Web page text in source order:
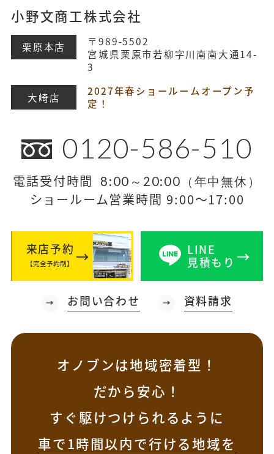
小野文商工株式会社
栗原本店
〒989-5502
宮城県栗原市若柳字川南南大通14-
3
大崎店
2027年春ショールームオープン予
定！
0120-586-510
電話受付時間 8:00～20:00（年中無休）
ショールーム営業時間 9:00～17:00
来店予約
【完全予約制】
LINE
見積もり
お問い合わせ 資料請求
オノブンは地域密着型！
だから安心！
すぐ駆けつけられるように
車で1時間以内で行ける地域を